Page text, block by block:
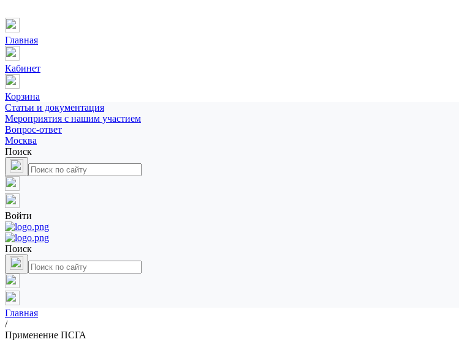
Главная
Кабинет
Корзина
Статьи и документация
Мероприятия с нашим участием
Вопрос-ответ
Москва
Поиск
Войти
Поиск
Главная
/
Применение ПСГА